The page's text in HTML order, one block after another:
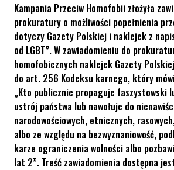
Kampania Przeciw Homofobii złożyła
prokuratury o możliwości popełnienia
dotyczy Gazety Polskiej i naklejek z
od LGBT”. W zawiadomieniu do
homofobicznych naklejek Gazety Polskiej
do art. 256 Kodeksu karnego, który
„Kto publicznie propaguje
ustrój państwa lub nawołuje do
narodowościowych, etnicznych,
albo ze względu na bezwyznaniowość,
karze ograniczenia wolności albo
lat 2”. Treść zawiadomienia dostępna